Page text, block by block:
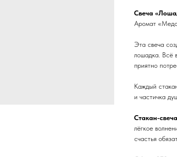
Свеча
Аромат
Эта свеча
лошадка. Всё
приятно
Каждый
и частичка
Стакан-
лёгкое
счастья